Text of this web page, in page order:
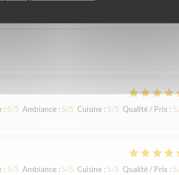
: 5/5 Ambiance : 5/5 Cuisine : 5/5 Qualité / Prix : 5
: 5/5 Ambiance : 5/5 Cuisine : 5/5 Qualité / Prix : 5